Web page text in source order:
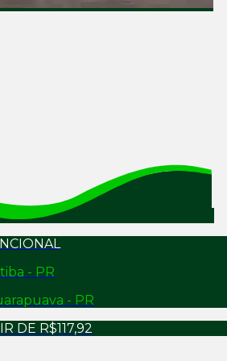
- PR
- PR
DE R$117,92